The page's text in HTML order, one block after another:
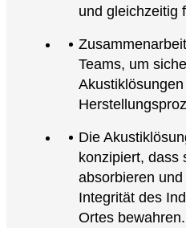
und gleichzeitig
Teams, um
Die
konzipiert, dass
absorbieren
Integrität des
Ortes